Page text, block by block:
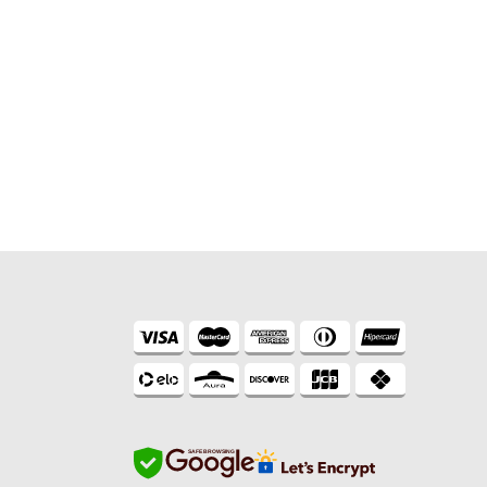
SAFE BROWSING